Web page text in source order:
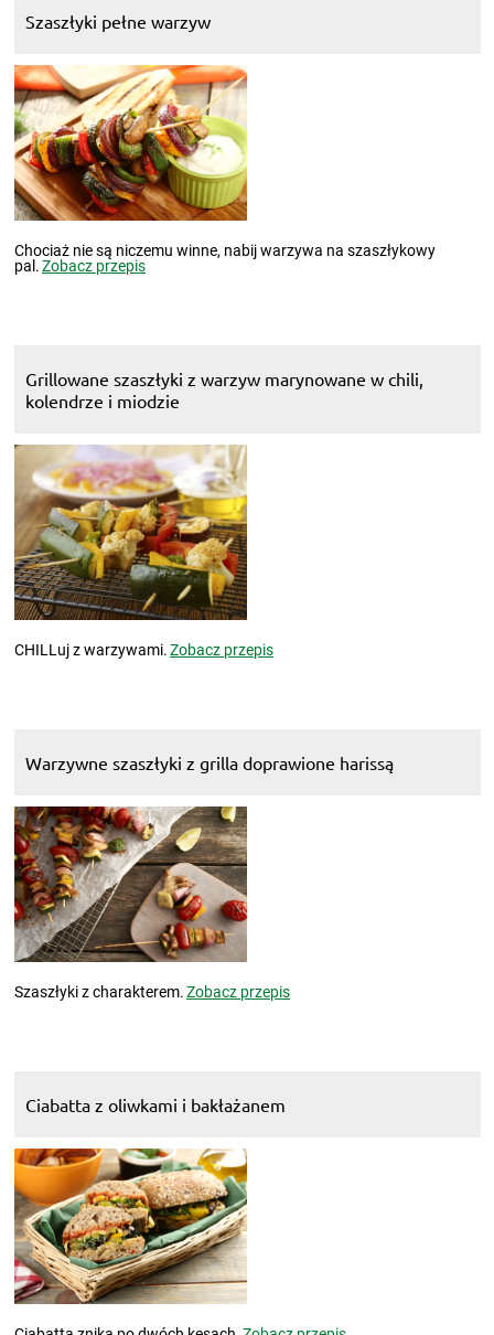
Szaszłyki pełne warzyw
Chociaż nie są niczemu winne, nabij warzywa na szaszłykowy
pal.Zobacz przepis
Grillowane szaszłyki z warzyw marynowane w chili,
kolendrze i miodzie
CHILLuj z warzywami.Zobacz przepis
Warzywne szaszłyki z grilla doprawione harissą
Szaszłyki z charakterem.Zobacz przepis
Ciabatta z oliwkami i bakłażanem